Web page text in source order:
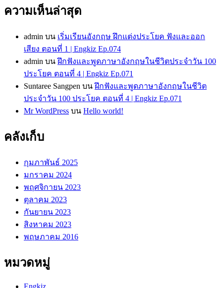
ความเห็นล่าสุด
admin บน เริ่มเรียนอังกฤษ ฝึกแต่งประโยค ฟังและออก
เสียง ตอนที่ 1 | Engkiz Ep.074
admin บนฝึกฟังและพูดภาษาอังกฤษในชีวิตประจำวัน 100
ประโยค ตอนที่ 4 | Engkiz Ep.071
Suntaree Sangpen บนฝึกฟังและพูดภาษาอังกฤษในชีวิต
ประจำวัน 100 ประโยค ตอนที่ 4 | Engkiz Ep.071
Mr WordPress บน Hello world!
คลังเก็บ
กุมภาพันธ์ 2025
มกราคม 2024
พฤศจิกายน 2023
ตุลาคม 2023
กันยายน 2023
สิงหาคม 2023
พฤษภาคม 2016
หมวดหมู่
Engkiz